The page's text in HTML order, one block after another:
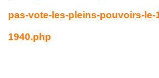
pas-vote-les-pleins-pouvoirs-le-
1940.php